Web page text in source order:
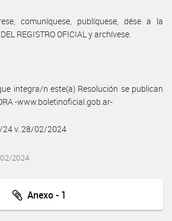
comuníquese, publíquese, dése a la
REGISTRO OFICIAL y archívese.
integra/n este(a) Resolución se publican
-www.boletinoficial.gob.ar-
24 v. 28/02/2024
2024
Anexo - 1